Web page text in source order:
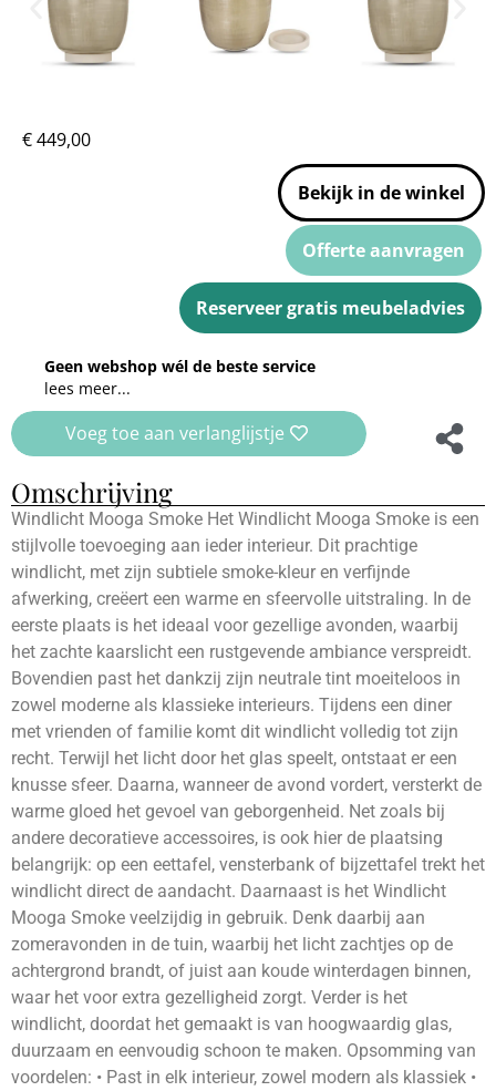
€449,00
Bekijk in de winkel
Offerte aanvragen
Reserveer gratis meubeladvies
Geen webshop wél de beste service
lees meer...
Voeg toe aan verlanglijstje
Omschrijving
Windlicht Mooga Smoke Het Windlicht Mooga Smoke is een
stijlvolle toevoeging aan ieder interieur. Dit prachtige
windlicht, met zijn subtiele smoke-kleur en verfijnde
afwerking, creëert een warme en sfeervolle uitstraling. In de
eerste plaats is het ideaal voor gezellige avonden, waarbij
het zachte kaarslicht een rustgevende ambiance verspreidt.
Bovendien past het dankzij zijn neutrale tint moeiteloos in
zowel moderne als klassieke interieurs. Tijdens een diner
met vrienden of familie komt dit windlicht volledig tot zijn
recht. Terwijl het licht door het glas speelt, ontstaat er een
knusse sfeer. Daarna, wanneer de avond vordert, versterkt de
warme gloed het gevoel van geborgenheid. Net zoals bij
andere decoratieve accessoires, is ook hier de plaatsing
belangrijk: op een eettafel, vensterbank of bijzettafel trekt het
windlicht direct de aandacht. Daarnaast is het Windlicht
Mooga Smoke veelzijdig in gebruik. Denk daarbij aan
zomeravonden in de tuin, waarbij het licht zachtjes op de
achtergrond brandt, of juist aan koude winterdagen binnen,
waar het voor extra gezelligheid zorgt. Verder is het
windlicht, doordat het gemaakt is van hoogwaardig glas,
duurzaam en eenvoudig schoon te maken. Opsomming van
voordelen: • Past in elk interieur, zowel modern als klassiek •